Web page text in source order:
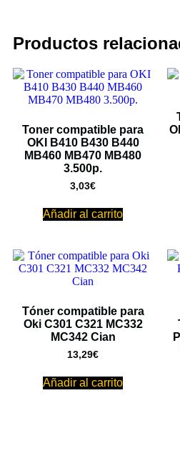
Productos
Toner compatible para
OKI B410 B430 B440
MB460 MB470 MB480
3.500p.
3,03€
Añadir al carrito
Tóner compatible para
Oki C301 C321 MC332
MC342 Cian
13,29€
Añadir al carrito